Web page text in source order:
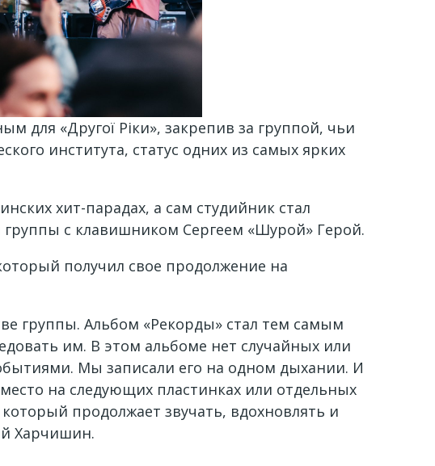
для «Другої Ріки», закрепив за группой, чьи
института, статус одних из самых ярких
хит-парадах, а сам студийник стал
с клавишником Сергеем «Шурой» Герой.
получил свое продолжение на
группы. Альбом «Рекорды» стал тем самым
им. В этом альбоме нет случайных или
Мы записали его на одном дыхании. И
на следующих пластинках или отдельных
продолжает звучать, вдохновлять и
Харчишин.